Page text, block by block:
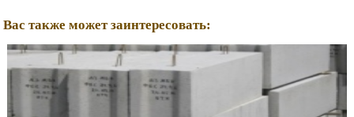
Вас также может заинтересовать: